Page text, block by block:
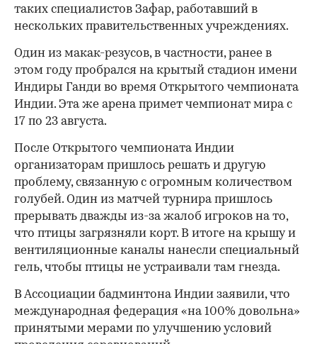
таких специалистов Зафар, работавший в
нескольких правительственных учреждениях.
Один из макак-резусов, в частности, ранее в
этом году пробрался на крытый стадион имени
Индиры Ганди во время Открытого чемпионата
Индии. Эта же арена примет чемпионат мира с
17 по 23 августа.
После Открытого чемпионата Индии
организаторам пришлось решать и другую
проблему, связанную с огромным количеством
голубей. Один из матчей турнира пришлось
прерывать дважды из-за жалоб игроков на то,
что птицы загрязняли корт. В итоге на крышу и
вентиляционные каналы нанесли специальный
гель, чтобы птицы не устраивали там гнезда.
В Ассоциации бадминтона Индии заявили, что
международная федерация «на 100% довольна»
принятыми мерами по улучшению условий